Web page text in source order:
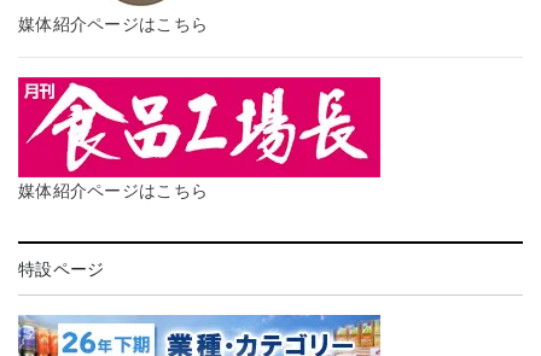
媒体紹介ページはこちら
媒体紹介ページはこちら
特設ページ